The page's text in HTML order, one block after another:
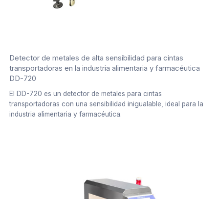
Detector de metales de alta sensibilidad para cintas
transportadoras en la industria alimentaria y farmacéutica
DD-720
El DD-720 es un detector de metales para cintas
transportadoras con una sensibilidad inigualable, ideal para la
industria alimentaria y farmacéutica.